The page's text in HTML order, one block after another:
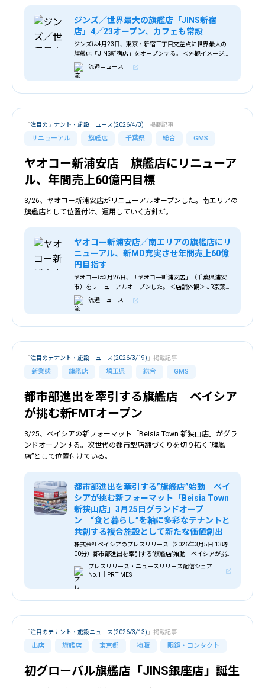
ジンズ／世界最大の旗艦店「JINS新宿
店」4／23オープン、カフェも常設
ジンズは4月23日、東京・新宿三丁目交差点に世界最大の
旗艦店「JINS新宿店」をオープンする。 ＜外観イメージ＞
ブランド誕生25周年を迎える日に、計3フロア・店舗延床
面積約1000m2の最も広い売場
流通ニュース
リニューアル 旗艦店 千葉県 総合 GMS
「注目のテナント・施設ニュース(2026/4/3) 」掲載記事
ヤオコー新浦安店 旗艦店にリニューア
ル、年間売上60億円目標
3/26、ヤオコー新浦安店がリニューアルオープンした。南エリアの
旗艦店として位置付け、運用していく方針だ。
ヤオコー新浦安店／南エリアの旗艦店にリ
ニューアル、新MD充実させ年間売上60億
円目指す
ヤオコーは3月26日、「ヤオコー新浦安店」（千葉県浦安
市）をリニューアルオープンした。 ＜店舗外観＞ JR京葉
線・武蔵野線「新浦安駅」南口より南東へ約1kmの場所に
ある商業施設「ニューコースト新浦安」
流通ニュース
新業態 旗艦店 埼玉県 総合 GMS
「注目のテナント・施設ニュース(2026/3/19) 」掲載記事
都市部進出を牽引する旗艦店 ベイシア
が挑む新FMTオープン
3/25、ベイシアの新フォーマット「Beisia Town 新狭山店」がグラ
ンドオープンする。次世代の都市型店舗づくりを切り拓く“旗艦
店”として位置付けている。
都市部進出を牽引する”旗艦店”始動 ベイ
シアが挑む新フォーマット「Beisia Town
新狭山店」3月25日グランドオープ
ン “食と暮らし”を軸に多彩なテナントと
共創する複合施設として新たな価値創出
株式会社ベイシアのプレスリリース（2026年3月5日 13時
00分）都市部進出を牽引する”旗艦店”始動 ベイシアが挑
む新フォーマット「Beisia Town 新狭山店」3月25日グラン
ドオープン “食と暮らし”を軸に多彩なテナントと共創す
る複合施設として新たな価値創出
プレスリリース・ニュースリリース配信シェア
No.1｜PR TIMES
出店 旗艦店 東京都 物販 眼鏡・コンタクト
「注目のテナント・施設ニュース(2026/3/13) 」掲載記事
初グローバル旗艦店「JINS銀座店」誕生